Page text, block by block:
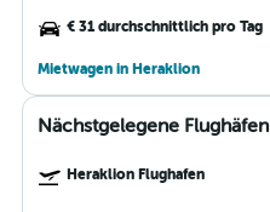
€ 31 durchschnittlich pro Tag
Mietwagen in Heraklion
Nächstgelegene Flughäfen
Heraklion Flughafen